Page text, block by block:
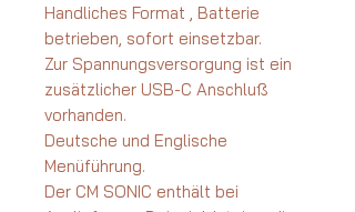
Handliches Format , Batterie
betrieben, sofort einsetzbar.
Zur Spannungsversorgung ist ein
zusätzlicher USB-C Anschluß
vorhanden.
Deutsche und Englische
Menüführung.
Der CM SONIC enthält bei